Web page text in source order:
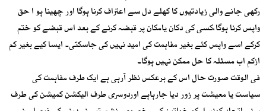
رکھی جانے والی زیادتیوں کا کھلے دل سے اعتراف کرنا ہوگا اور چھینا ہو ا حق
واپس کرنا ہوگا،کسی کی دکان یامکان پر قبضہ کرنے کے بعد اس قبضے کو ختم
کرکے اسے واپس کئے بغیر مفاہمت کی امید نہیں کی جاسکتی۔ ایسا کیے بغیر کم
ازکم اب مسئلہ کا حل ممکن نہیں ہوگا۔
فی الوقت صورت حال اس کے برعکس نظر آرہی ہے ایک طرف مفاہمت کی
سیاست یا معیشت پر زور دیا جارہاہے اوردوسری طرف الیکشن کمیشن کی طرف